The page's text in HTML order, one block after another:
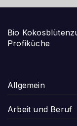
Bio
Profiküche
Allgemein
Arbeit und Beruf